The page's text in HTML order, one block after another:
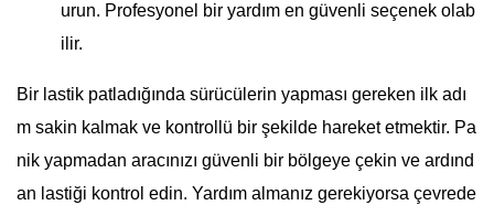
urun. Profesyonel bir yardım en güvenli seçenek olab
ilir.
Bir lastik patladığında sürücülerin yapması gereken ilk adı
m sakin kalmak ve kontrollü bir şekilde hareket etmektir. Pa
nik yapmadan aracınızı güvenli bir bölgeye çekin ve ardınd
an lastiği kontrol edin. Yardım almanız gerekiyorsa çevrede